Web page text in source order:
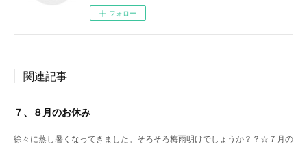
フォロー
関連記事
７、８月のお休み
徐々に蒸し暑くなってきました。そろそろ梅雨明けでしょうか？？☆７月の